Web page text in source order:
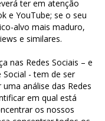
ter em atenção
e YouTube; se o seu
alvo mais maduro,
e similares.
nas Redes Sociais – e
- tem de ser
análise das Redes
em qual está
os nossos